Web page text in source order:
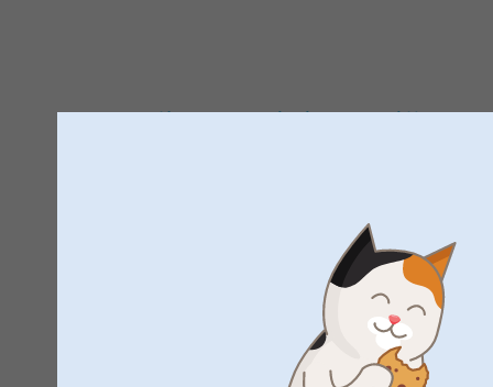
Trustpilot produktomdömen